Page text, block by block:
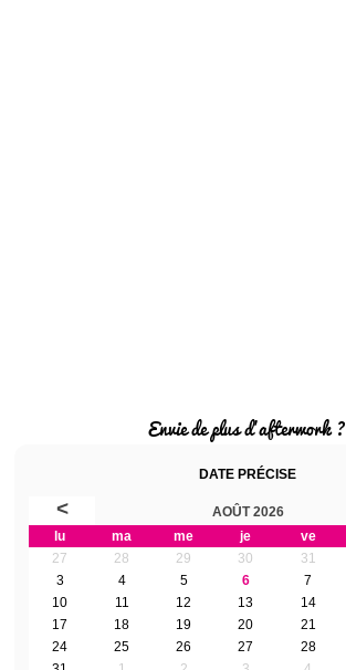
Envie de plus d'afterwork ?
DATE PRÉCISE
< AOÛT 2026
lu ma me je ve
27
28 29 30 31
3
4 5 6 7
10
11 12 13 14
17
18 19 20 21
24
25 26 27 28